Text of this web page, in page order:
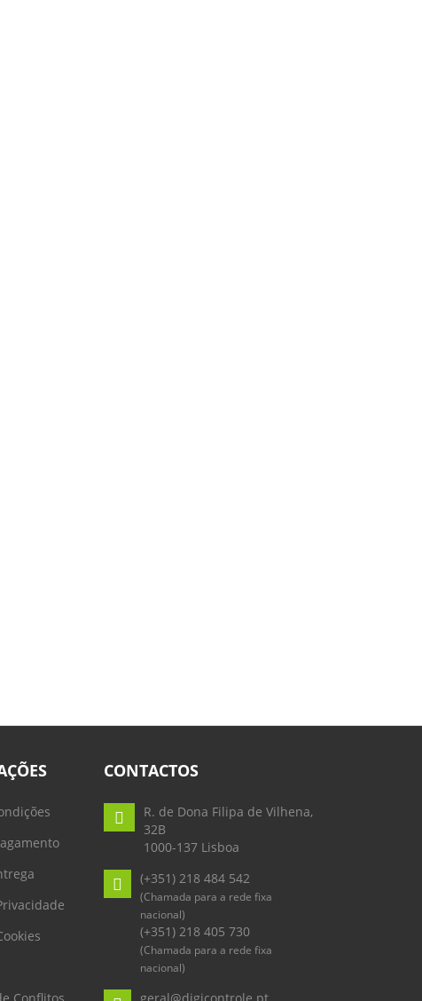
CONTACTOS
R. de Dona Filipa de Vilhena,
32B
1000-137 Lisboa
(+351) 218 484 542
(Chamada para a rede fixa
nacional)
(+351) 218 405 730
(Chamada para a rede fixa
nacional)